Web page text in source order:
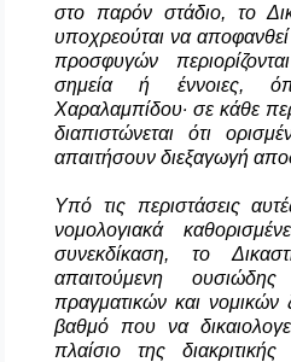
στο παρόν στάδιο, το
υποχρεούται να
προσφυγών
σημεία ή έννοιες,
Χαραλαμπίδου· σε κάθε
διαπιστώνεται ότι
απαιτήσουν διεξαγωγή
Υπό τις περιστάσεις
νομολογιακά
συνεκδίκαση, το
απαιτούμενη
πραγματικών και νομικών
βαθμό που να
πλαίσιο της